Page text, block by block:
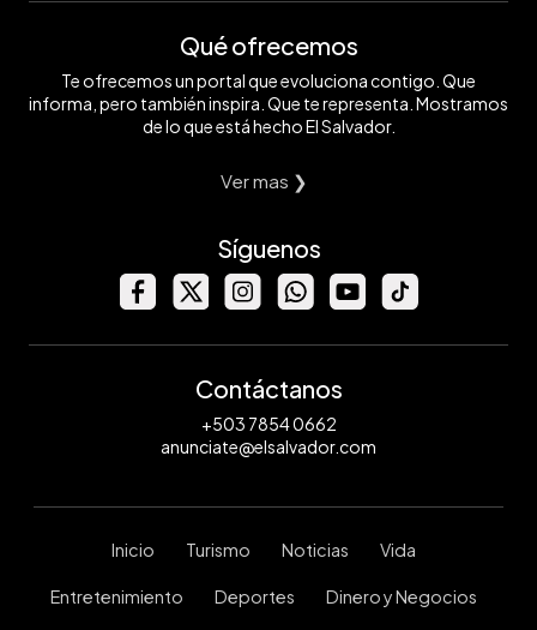
Qué ofrecemos
Te ofrecemos un portal que evoluciona contigo. Que
informa, pero también inspira. Que te representa. Mostramos
de lo que está hecho El Salvador.
Ver mas ❯
Síguenos
Contáctanos
+503 7854 0662
anunciate@elsalvador.com
Inicio Turismo Noticias Vida
Entretenimiento Deportes Dinero y Negocios